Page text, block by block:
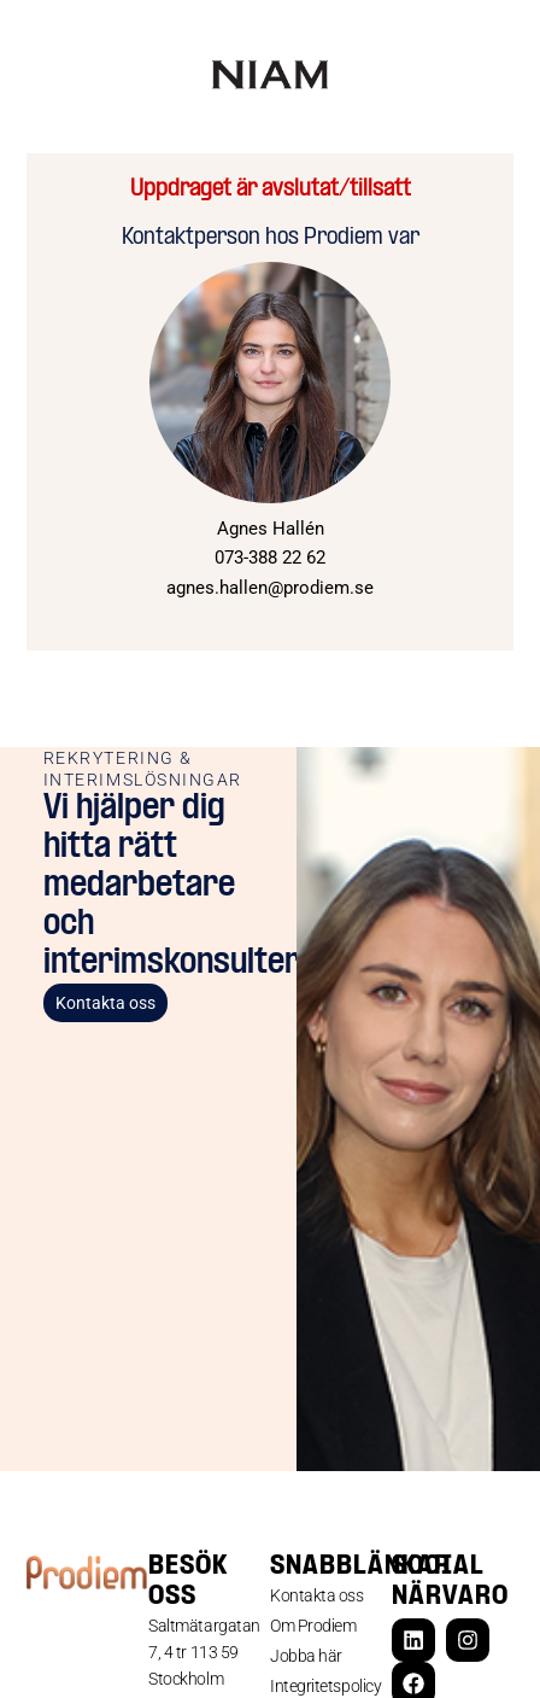
Uppdraget är avslutat/tillsatt
Kontaktperson hos Prodiem var
Agnes Hallén
073-388 22 62
agnes.hallen@prodiem.se
REKRYTERING &
INTERIMSLÖSNINGAR
Vi hjälper dig
hitta rätt
medarbetare
och
interimskonsulter
Kontakta oss
BESÖK
OSS
Saltmätargatan
7, 4 tr 113 59
Stockholm
SNABBLÄNKAR
Kontakta oss
Om Prodiem
Jobba här
Integritetspolicy
SOCIAL
NÄRVARO